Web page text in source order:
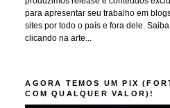
para apresentar seu trabalho em
sites por todo o país e fora dele.
clicando na arte...
AGORA TEMOS UM PIX
COM QUALQUER VALOR)!